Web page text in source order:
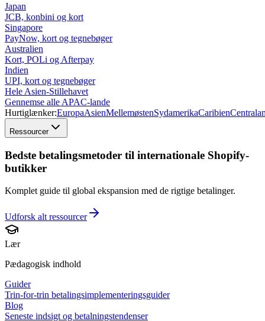
Japan
JCB, konbini og kort
Singapore
PayNow, kort og tegnebøger
Australien
Kort, POLi og Afterpay
Indien
UPI, kort og tegnebøger
Hele Asien-Stillehavet
Gennemse alle APAC-lande
Hurtiglænker:EuropaAsienMellemøstenSydamerikaCaribien
Ressourcer
Bedste betalingsmetoder til internationale Shopify-
butikker
Komplet guide til global ekspansion med de rigtige betalinger.
Udforsk alt ressourcer
Lær
Pædagogisk indhold
Guider
Trin-for-trin betalingsimplementeringsguider
Blog
Seneste indsigt og betalningstendenser